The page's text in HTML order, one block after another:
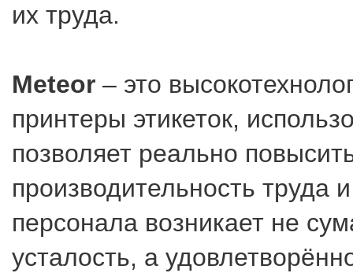
их труда.
Meteor – это
принтеры этикеток,
позволяет реально
производительность труда
персонала возникает не
усталость, а